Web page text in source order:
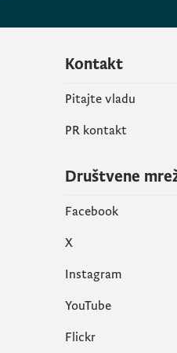
Kontakt
Pitajte vladu
PR kontakt
Društvene
Facebook
X
Instagram
YouTube
Flickr